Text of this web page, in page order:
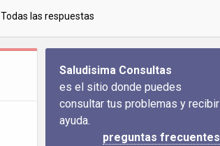
Todas las respuestas
Saludisima Consultas
es el sitio donde puedes
consultar tus problemas y recibir
ayuda.
preguntas frecuentes